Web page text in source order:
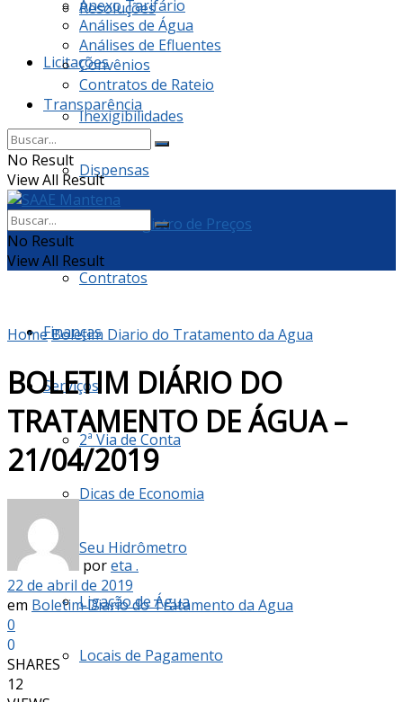
Resoluções
Licitações
Inexigibilidades
Dispensas
Ata de Registro de Preços
Contratos
Finanças
Serviços
2ª Via de Conta
Dicas de Economia
Seu Hidrômetro
Ligação de Água
Locais de Pagamento
Anexo Tarifário
Análises de Água
Análises de Efluentes
Convênios
Contratos de Rateio
Transparência
No Result
View All Result
No Result
View All Result
HomeBoletim Diario do Tratamento da Agua
BOLETIM DIÁRIO DO
TRATAMENTO DE ÁGUA –
21/04/2019
poreta .
22 de abril de 2019
em Boletim Diario do Tratamento da Agua
0
0
SHARES
12